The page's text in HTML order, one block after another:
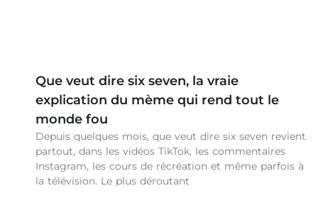
Que veut dire six seven, la vraie
explication du mème qui rend tout le
monde fou
Depuis quelques mois, que veut dire six seven revient
partout, dans les vidéos TikTok, les commentaires
Instagram, les cours de récréation et même parfois à
la télévision. Le plus déroutant